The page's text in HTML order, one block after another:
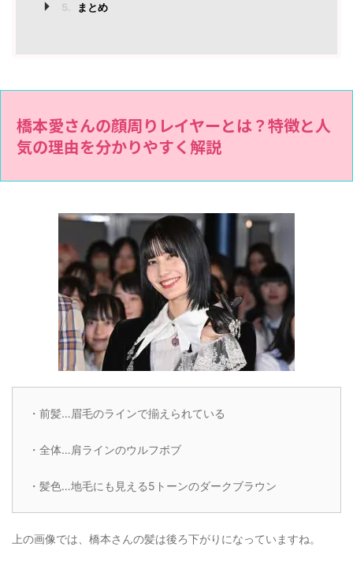
5. まとめ
橋本愛さんの顔周りレイヤーとは？特徴と人
気の理由を分かりやすく解説
・前髪…眉毛のラインで揃えられている
・全体…肩ラインのウルフボブ
・髪色…地毛にも見える5トーンのダークブラウン
上の画像では、橋本さんの髪は後ろ下がりになっていますね。